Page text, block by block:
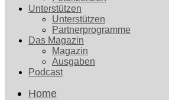
Unterstützen
Unterstützen
Partnerprogramme
Das Magazin
Magazin
Ausgaben
Podcast
Home